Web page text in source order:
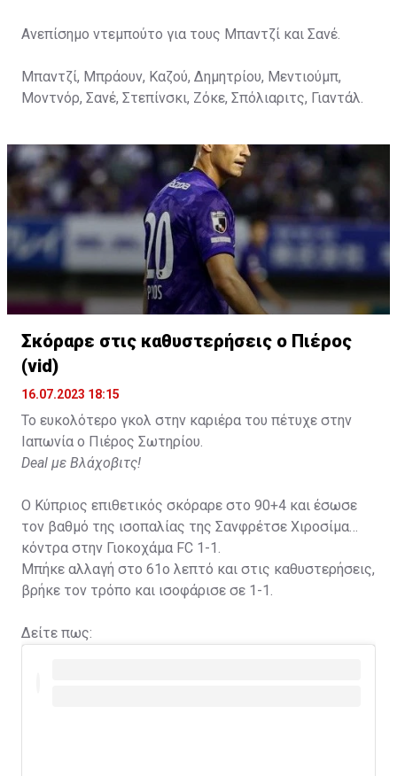
Ανεπίσημο ντεμπούτο για τους Μπαντζί και Σανέ.
Μπαντζί, Μπράουν, Καζού, Δημητρίου, Μεντιούμπ,
Μοντνόρ, Σανέ, Στεπίνσκι, Ζόκε, Σπόλιαριτς, Γιαντάλ.
Σκόραρε στις καθυστερήσεις ο Πιέρος
(vid)
16.07.2023 18:15
Το ευκολότερο γκολ στην καριέρα του πέτυχε στην
Ιαπωνία ο Πιέρος Σωτηρίου.
Deal με Βλάχοβιτς!
Ο Κύπριος επιθετικός σκόραρε στο 90+4 και έσωσε
τον βαθμό της ισοπαλίας της Σανφρέτσε Χιροσίμα
κόντρα στην Γιοκοχάμα FC 1-1.
Μπήκε αλλαγή στο 61ο λεπτό και στις καθυστερήσεις,
βρήκε τον τρόπο και ισοφάρισε σε 1-1.
Δείτε πως: